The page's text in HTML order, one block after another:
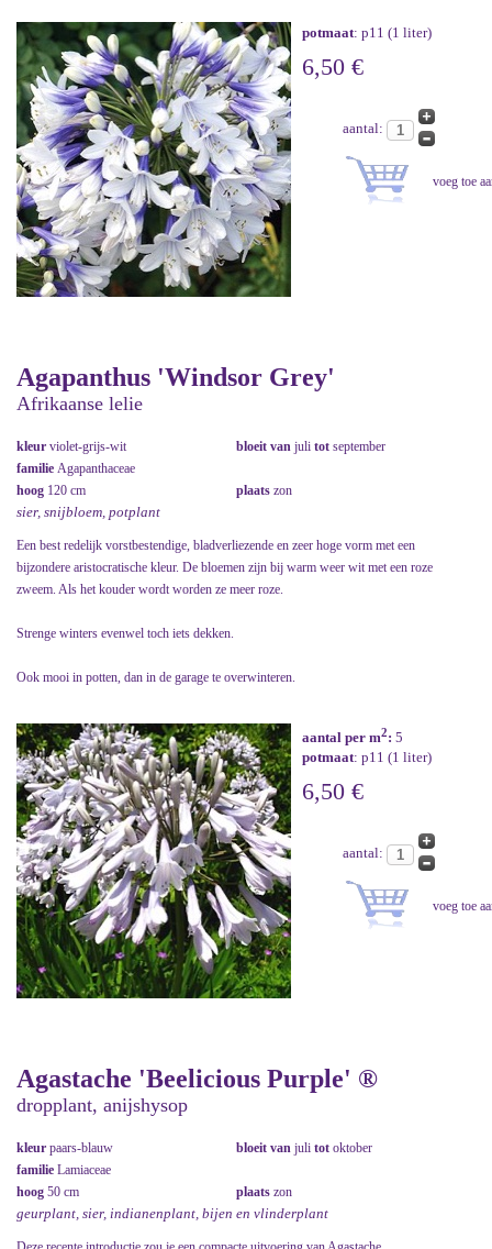
potmaat: p11 (1 liter)
6,50 €
aantal:
Agapanthus 'Windsor Grey'
Afrikaanse lelie
kleur violet-grijs-wit bloeit van juli tot september
familie Agapanthaceae
hoog 120 cm plaats zon
sier, snijbloem, potplant
Een best redelijk vorstbestendige, bladverliezende en zeer hoge vorm met een
bijzondere aristocratische kleur. De bloemen zijn bij warm weer wit met een roze
zweem. Als het kouder wordt worden ze meer roze.
Strenge winters evenwel toch iets dekken.
Ook mooi in potten, dan in de garage te overwinteren.
aantal per m2: 5
potmaat: p11 (1 liter)
6,50 €
aantal:
Agastache 'Beelicious Purple' ®
dropplant, anijshysop
kleur paars-blauw bloeit van juli tot oktober
familie Lamiaceae
hoog 50 cm plaats zon
geurplant, sier, indianenplant, bijen en vlinderplant